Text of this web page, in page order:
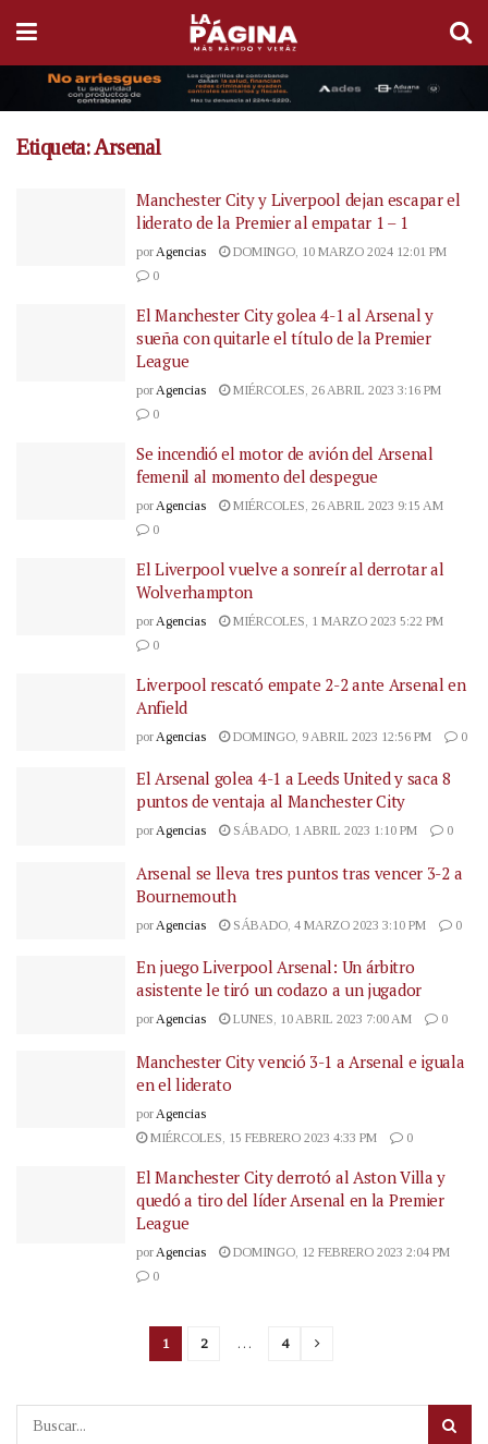
Etiqueta:Arsenal
Manchester City y Liverpool dejan escapar el
liderato de la Premier al empatar 1 – 1
por Agencias
DOMINGO, 10 MARZO 2024 12:01 PM
0
El Manchester City golea 4-1 al Arsenal y
sueña con quitarle el título de la Premier
League
por Agencias
MIÉRCOLES, 26 ABRIL 2023 3:16 PM
0
Se incendió el motor de avión del Arsenal
femenil al momento del despegue
por Agencias
MIÉRCOLES, 26 ABRIL 2023 9:15 AM
0
El Liverpool vuelve a sonreír al derrotar al
Wolverhampton
por Agencias
MIÉRCOLES, 1 MARZO 2023 5:22 PM
0
Liverpool rescató empate 2-2 ante Arsenal en
Anfield
por Agencias DOMINGO, 9 ABRIL 2023 12:56 PM 0
El Arsenal golea 4-1 a Leeds United y saca 8
puntos de ventaja al Manchester City
porAgencias SÁBADO, 1 ABRIL 2023 1:10 PM 0
Arsenal se lleva tres puntos tras vencer 3-2 a
Bournemouth
por Agencias SÁBADO, 4 MARZO 2023 3:10 PM 0
En juego Liverpool Arsenal: Un árbitro
asistente le tiró un codazo a un jugador
porAgencias LUNES, 10 ABRIL 2023 7:00 AM 0
Manchester City venció 3-1 a Arsenal e iguala
en el liderato
por Agencias
MIÉRCOLES, 15 FEBRERO 2023 4:33 PM
0
El Manchester City derrotó al Aston Villa y
quedó a tiro del líder Arsenal en la Premier
League
por Agencias
DOMINGO, 12 FEBRERO 2023 2:04 PM
0
1 2 … 4